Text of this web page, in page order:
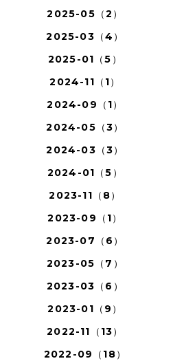
2025-05（2）
2025-03（4）
2025-01（5）
2024-11（1）
2024-09（1）
2024-05（3）
2024-03（3）
2024-01（5）
2023-11（8）
2023-09（1）
2023-07（6）
2023-05（7）
2023-03（6）
2023-01（9）
2022-11（13）
2022-09（18）